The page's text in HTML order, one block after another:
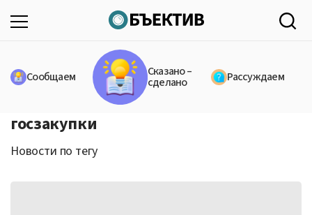
Сообщаем Сказано –
сделано Рассуждаем
госзакупки
Новости по тегу